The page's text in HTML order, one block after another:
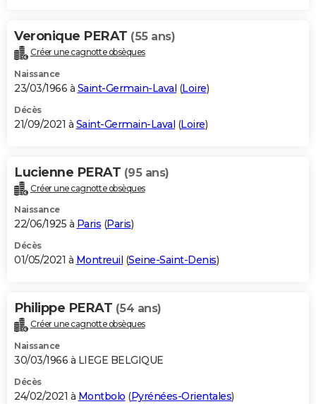
Veronique PERAT (55 ans)
Créer une cagnotte obsèques
Naissance
23/03/1966 à Saint-Germain-Laval (Loire)
Décès
21/09/2021 à Saint-Germain-Laval (Loire)
Lucienne PERAT (95 ans)
Créer une cagnotte obsèques
Naissance
22/06/1925 à Paris (Paris)
Décès
01/05/2021 à Montreuil (Seine-Saint-Denis)
Philippe PERAT (54 ans)
Créer une cagnotte obsèques
Naissance
30/03/1966 à LIEGE BELGIQUE
Décès
24/02/2021 à Montbolo (Pyrénées-Orientales)